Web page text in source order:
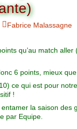
Charte pour les joueurs
des équipes
Dames
Fabrice Malassagne
qu’au match
6 points, mieux
ce qui est pour
!
la saison des
par Equipe.